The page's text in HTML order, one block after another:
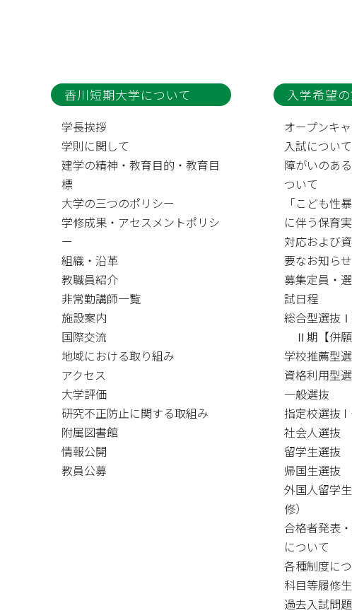
香川短期大学について
学長挨拶
学則に関して
建学の精神・教育目的・教育目
標
大学の三つのポリシー
学修成果・アセスメントポリシ
ー
組織・沿革
教職員紹介
非常勤講師一覧
施設案内
国際交流
地域における取り組み
アクセス
大学評価
研究不正防止に関する取組み
附属図書館
情報公開
教員公募
入学希望
オープンキ
入試について
障がいのあ
ついて
「こども性
に伴う保育
対応および
要なお知らせ
募集定員・
試日程
総合型選抜
Ⅱ期【併願
学校推薦型
資格利用型
一般選抜
指定校選抜 I
社会人選抜
留学生選抜
帰国生選抜
外国人留学
修）
合格者発表
について
各種制度に
科目等履修
過去入試問題